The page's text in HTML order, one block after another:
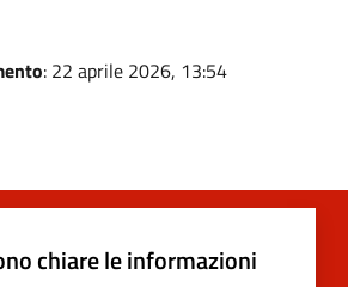
: 22 aprile 2026, 13:54
chiare le informazioni